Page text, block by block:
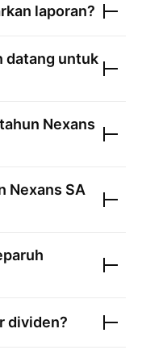
laporan?
datang untuk
Nexans
Nexans SA
dividen?